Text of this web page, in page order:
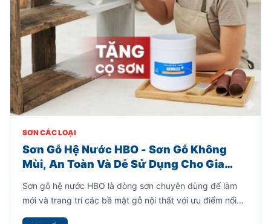
SƠN CÁC LOẠI
Sơn Gỗ Hệ Nước HBO - Sơn Gỗ Không
Mùi, An Toàn Và Dễ Sử Dụng Cho Gia
Sơn gỗ hệ nước HBO là dòng sơn chuyên dùng để làm
mới và trang trí các bề mặt gỗ nội thất với ưu điểm nổi